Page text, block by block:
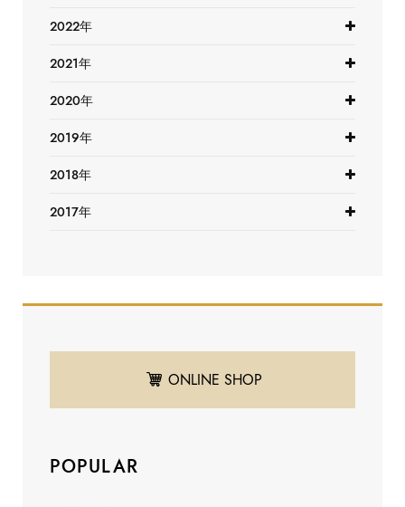
2022年
2021年
2020年
2019年
2018年
2017年
ONLINE SHOP
POPULAR